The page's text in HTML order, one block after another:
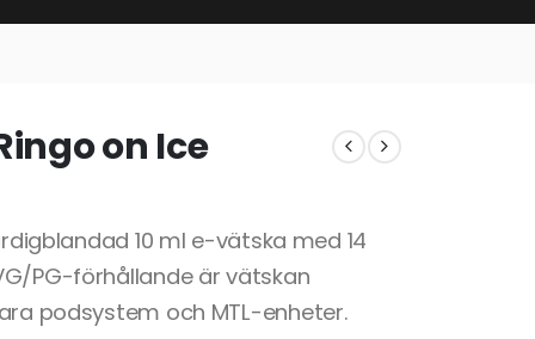
on Ice
10 ml e-vätska med 14
PG-förhållande är vätskan
podsystem och MTL-enheter.